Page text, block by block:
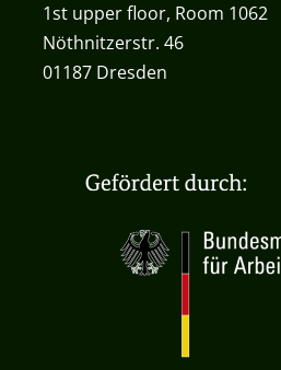
1st upper floor, Room 1062
Nöthnitzerstr. 46
01187 Dresden